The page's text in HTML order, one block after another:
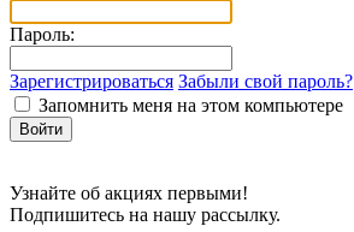
Пароль:
Зарегистрироваться Забыли свой пароль?
Запомнить меня на этом компьютере
Узнайте об акциях первыми!
Подпишитесь на нашу рассылку.